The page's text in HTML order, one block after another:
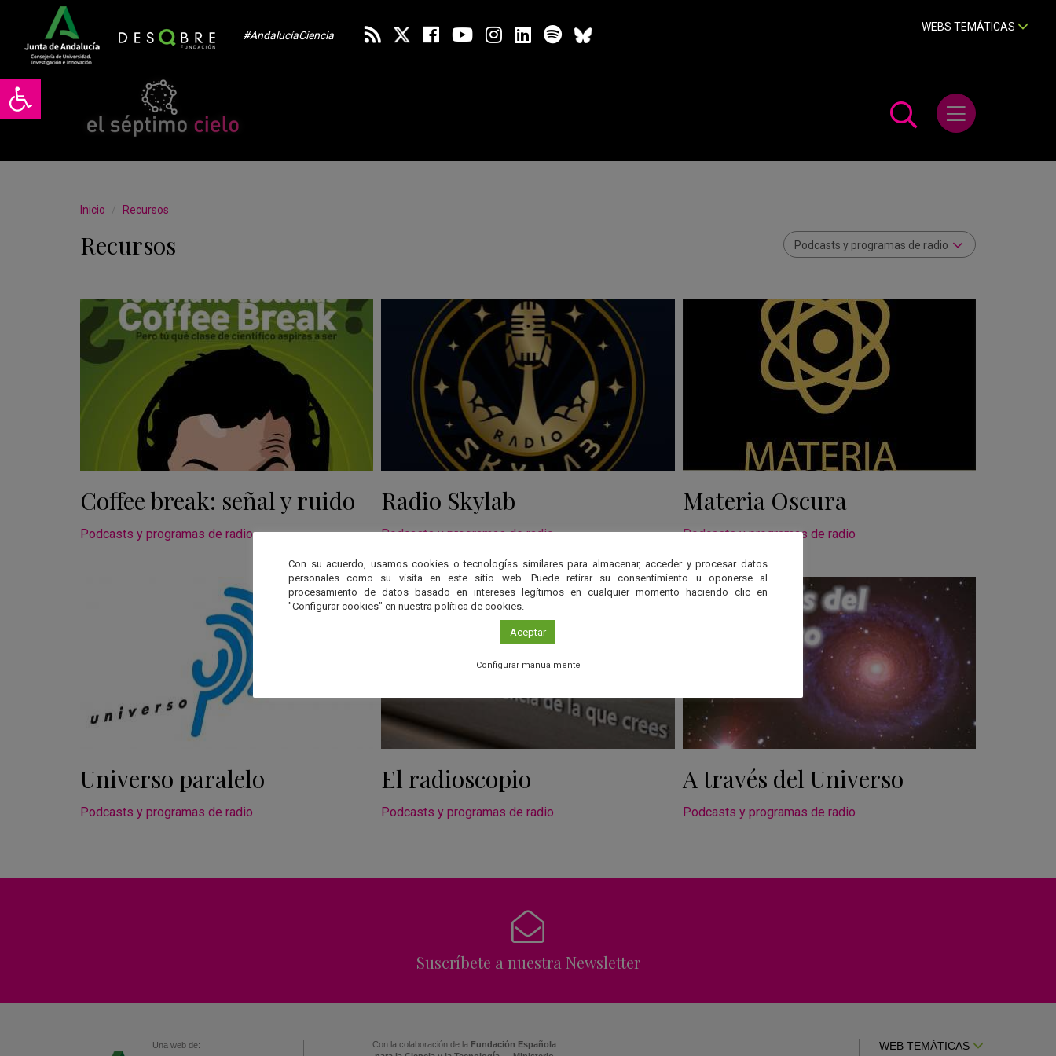
Abrir barra de herramientas
#AndalucíaCiencia
WEBS TEMÁTICAS
Abrir menú
Inicio Recursos
Recursos Podcasts y programas de radio
Coffee break: señal y ruido
Podcasts y programas de radio
Radio Skylab
Podcasts y programas de radio
Materia Oscura
Podcasts y programas de radio
Universo paralelo
Podcasts y programas de radio
El radioscopio
Podcasts y programas de radio
A través del Universo
Podcasts y programas de radio
Suscríbete a nuestra Newsletter
Una web de: Con la colaboración de la Fundación Española
WEB TEMÁTICAS
Con su acuerdo, usamos cookies o tecnologías similares para almacenar, acceder y procesar datos
personales como su visita en este sitio web. Puede retirar su consentimiento u oponerse al
procesamiento de datos basado en intereses legítimos en cualquier momento haciendo clic en
"Configurar cookies" en nuestra política de cookies.
Aceptar
Configurar manualmente